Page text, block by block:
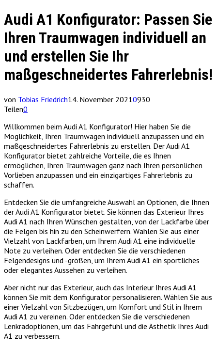
Audi A1 Konfigurator: Passen Sie
Ihren Traumwagen individuell an
und erstellen Sie Ihr
maßgeschneidertes Fahrerlebnis!
von Tobias Friedrich14. November 20210930
Teilen0
Willkommen beim Audi A1 Konfigurator! Hier haben Sie die
Möglichkeit, Ihren Traumwagen individuell anzupassen und ein
maßgeschneidertes Fahrerlebnis zu erstellen. Der Audi A1
Konfigurator bietet zahlreiche Vorteile, die es Ihnen
ermöglichen, Ihren Traumwagen ganz nach Ihren persönlichen
Vorlieben anzupassen und ein einzigartiges Fahrerlebnis zu
schaffen.
Entdecken Sie die umfangreiche Auswahl an Optionen, die Ihnen
der Audi A1 Konfigurator bietet. Sie können das Exterieur Ihres
Audi A1 nach Ihren Wünschen gestalten, von der Lackfarbe über
die Felgen bis hin zu den Scheinwerfern. Wählen Sie aus einer
Vielzahl von Lackfarben, um Ihrem Audi A1 eine individuelle
Note zu verleihen. Oder entdecken Sie die verschiedenen
Felgendesigns und -größen, um Ihrem Audi A1 ein sportliches
oder elegantes Aussehen zu verleihen.
Aber nicht nur das Exterieur, auch das Interieur Ihres Audi A1
können Sie mit dem Konfigurator personalisieren. Wählen Sie aus
einer Vielzahl von Sitzbezügen, um Komfort und Stil in Ihrem
Audi A1 zu vereinen. Oder entdecken Sie die verschiedenen
Lenkradoptionen, um das Fahrgefühl und die Ästhetik Ihres Audi
A1 zu verbessern.